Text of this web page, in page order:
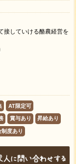
接していける酪農経営を
AT限定可
賞与あり 昇給あり
度あり